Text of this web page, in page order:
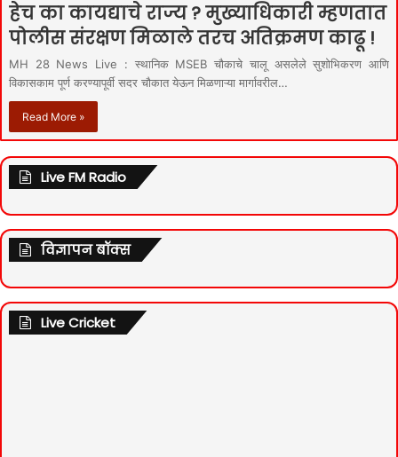
हेच का कायद्याचे राज्य ? मुख्याधिकारी म्हणतात
पोलीस संरक्षण मिळाले तरच अतिक्रमण काढू !
MH 28 News Live : स्थानिक MSEB चौकाचे चालू असलेले सुशोभिकरण आणि
विकासकाम पूर्ण करण्यापूर्वी सदर चौकात येऊन मिळणाऱ्या मार्गावरील…
Read More »
Live FM Radio
विज्ञापन बॉक्स
Live Cricket